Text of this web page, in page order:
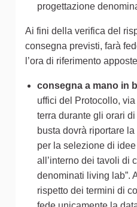
progettazione
Ai fini della verifica del
consegna previsti, farà
l’ora di riferimento
consegna a mano in
uffici del Protocollo,
terra durante gli orari
busta dovrà riportare
per la selezione di
all’interno dei tavoli di
denominati living lab”.
rispetto dei termini di